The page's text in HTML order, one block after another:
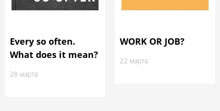
Every so often.
What does it mean?
28 марта
WORK OR JOB?
22 марта